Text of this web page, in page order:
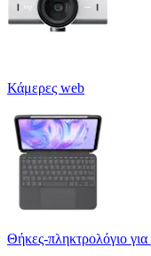
Κάμερες web
Θήκες-πληκτρολόγιο για